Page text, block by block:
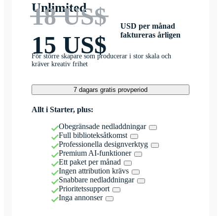
Unlimited
18 US$
15 US$
USD per månad
faktureras årligen
För större skapare som producerar i stor skala och
kräver kreativ frihet
7 dagars gratis provperiod
Allt i Starter, plus:
Obegränsade nedladdningar
Full biblioteksåtkomst
Professionella designverktyg
Premium AI-funktioner
Ett paket per månad
Ingen attribution krävs
Snabbare nedladdningar
Prioritetssupport
Inga annonser